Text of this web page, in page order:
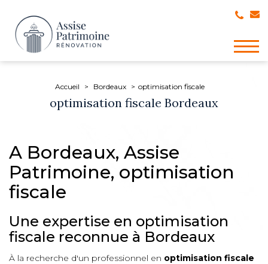
Accueil Bordeaux optimisation fiscale
optimisation fiscale Bordeaux
A Bordeaux, Assise
Patrimoine, optimisation
fiscale
Une expertise en optimisation
fiscale reconnue à Bordeaux
À la recherche d'un professionnel en optimisation fiscale